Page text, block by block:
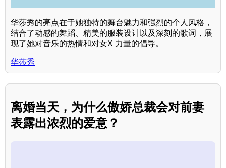
华莎秀的亮点在于她独特的舞台魅力和强烈的个人风格，
结合了动感的舞蹈、精美的服装设计以及深刻的歌词，展
现了她对音乐的热情和对女X 力量的倡导。
华莎秀
离婚当天，为什么傲娇总裁会对前妻
表露出浓烈的爱意？